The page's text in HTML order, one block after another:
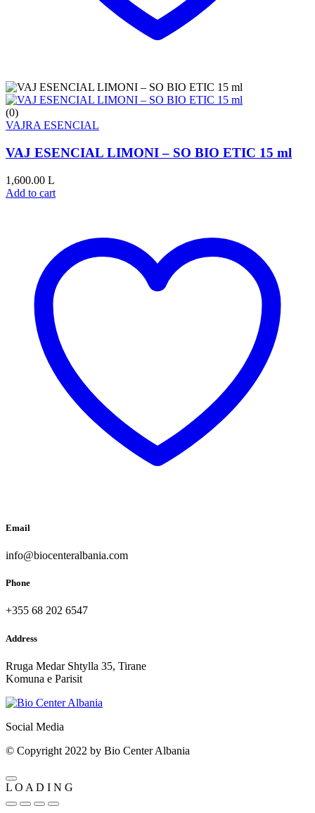
(0)
VAJRA ESENCIAL
VAJ ESENCIAL LIMONI – SO BIO ETIC 15 ml
1,600.00 L
Add to cart
Email
info@biocenteralbania.com
Phone
+355 68 202 6547
Address
Rruga Medar Shtylla 35, Tirane
Komuna e Parisit
Social Media
© Copyright 2022 by Bio Center Albania
L O A D I N G